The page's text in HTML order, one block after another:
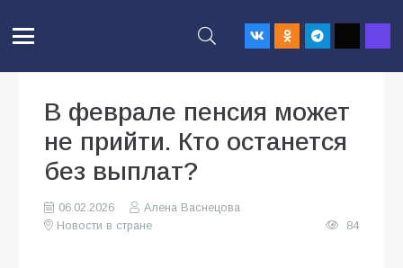
В феврале пенсия может
не прийти. Кто останется
без выплат?
06.02.2026
Алена Васнецова
Новости в стране
84